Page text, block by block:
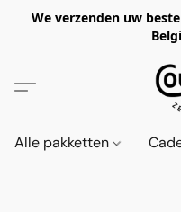
We verzenden uw
Alle pakketten